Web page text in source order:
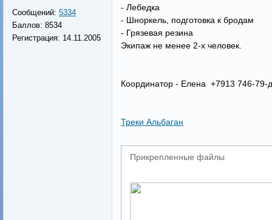
Сообщений: 5334
Баллов: 8534
Регистрация: 14.11.2005
- Лебедка
- Шноркель, подготовка к бродам
- Грязевая резина
Экипаж не менее 2-х человек.
Координатор - Елена +7913 746-79-
Треки Альбаган
Прикрепленные файлы